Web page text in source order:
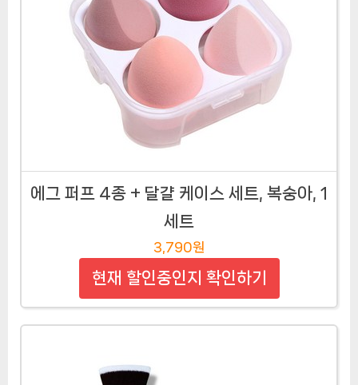
에그 퍼프 4종 + 달걀 케이스 세트, 복숭아, 1
세트
3,790원
현재 할인중인지 확인하기